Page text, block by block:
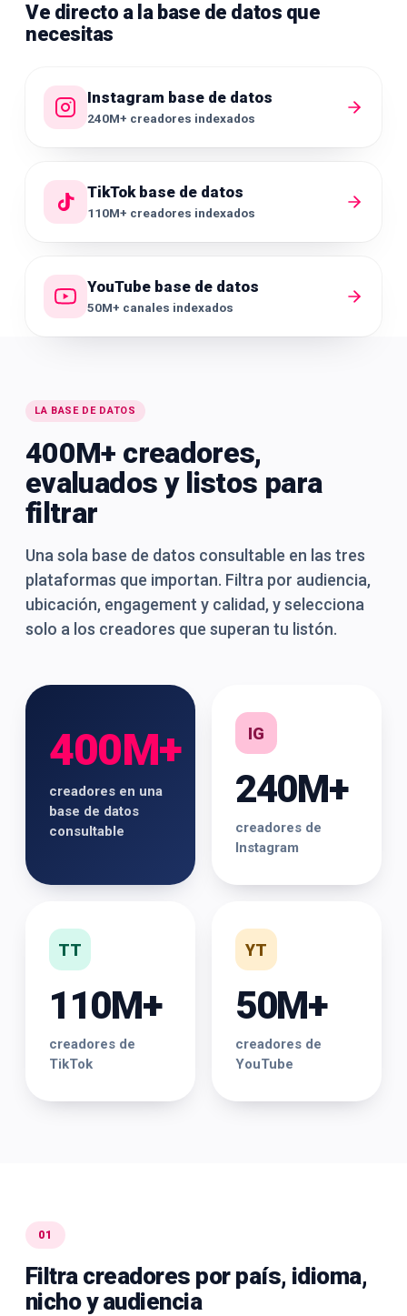
Ve directo a la base de datos que
necesitas
Instagram base de datos
240M+ creadores indexados
TikTok base de datos
110M+ creadores indexados
YouTube base de datos
50M+ canales indexados
LA BASE DE DATOS
400M+ creadores,
evaluados y listos para
filtrar
Una sola base de datos consultable en las tres
plataformas que importan. Filtra por audiencia,
ubicación, engagement y calidad, y selecciona
solo a los creadores que superan tu listón.
400M+
creadores en una
base de datos
consultable
IG
240M+
creadores de
Instagram
TT
110M+
creadores de
TikTok
YT
50M+
creadores de
YouTube
01
Filtra creadores por país, idioma,
nicho y audiencia